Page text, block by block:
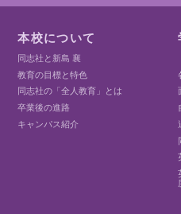
本校について
同志社と新島 襄
教育の目標と特色
同志社の「全人教育」とは
卒業後の進路
キャンパス紹介